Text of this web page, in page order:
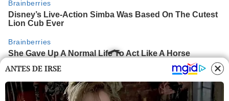
ANTES DE IRSE